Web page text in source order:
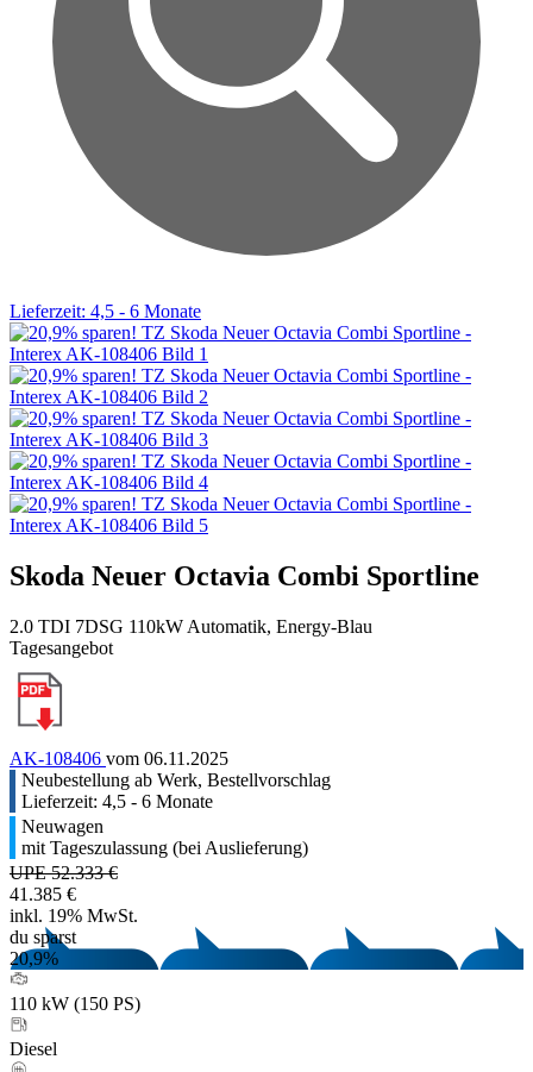
Lieferzeit: 4,5 - 6 Monate
Skoda Neuer Octavia Combi Sportline
2.0 TDI 7DSG 110kW Automatik, Energy-Blau
Tagesangebot
AK-108406 vom 06.11.2025
Neubestellung ab Werk, Bestellvorschlag
Lieferzeit: 4,5 - 6 Monate
Neuwagen
mit Tageszulassung (bei Auslieferung)
UPE 52.333 €
41.385 €
inkl. 19% MwSt.
du sparst
20,9%
110 kW (150 PS)
Diesel